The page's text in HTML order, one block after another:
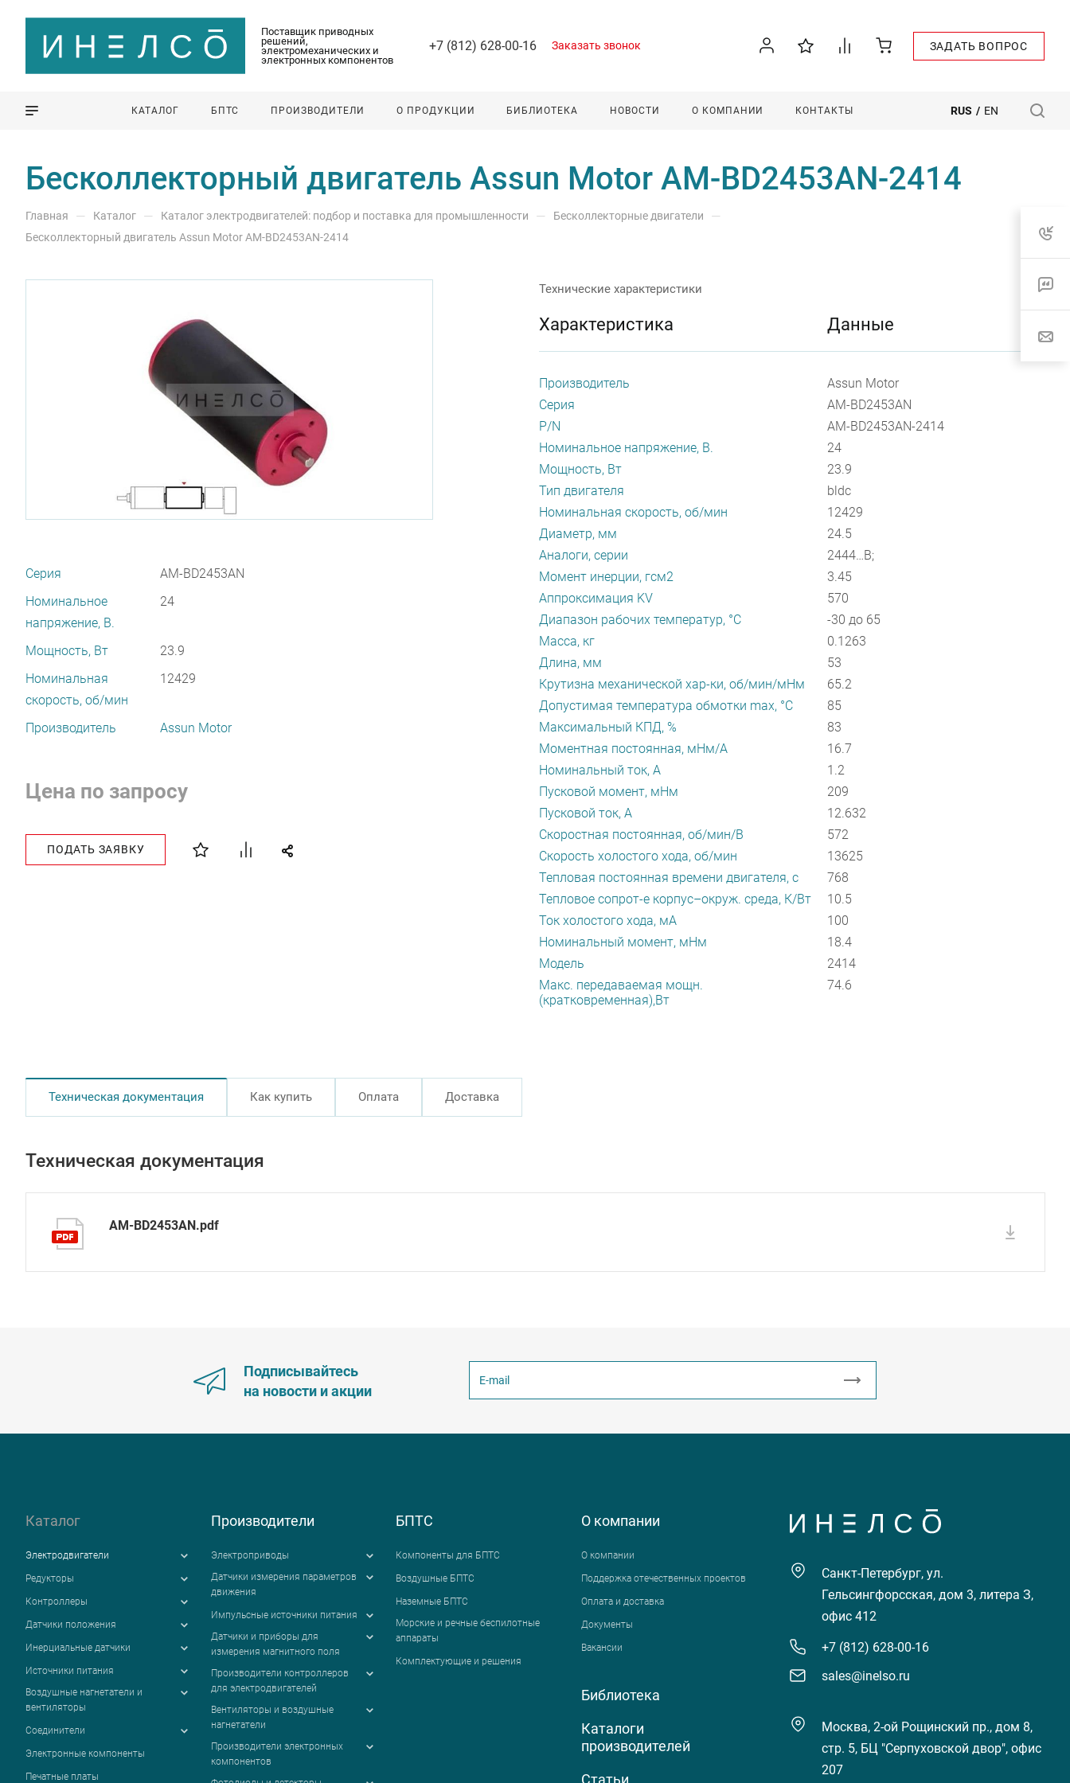
Поставщик приводных
решений,
электромеханических и
электронных компонентов
+7 (812) 628-00-16 Заказать звонок ЗАДАТЬ ВОПРОС
КАТАЛОГ БПТС ПРОИЗВОДИТЕЛИ О ПРОДУКЦИИ БИБЛИОТЕКА НОВОСТИ О КОМПАНИИ КОНТАКТЫ RUS / EN
Бесколлекторный двигатель Assun Motor AM-BD2453AN-2414
Главная — Каталог — Каталог электродвигателей: подбор и поставка для промышленности — Бесколлекторные двигатели —
Бесколлекторный двигатель Assun Motor AM-BD2453AN-2414
Серия
AM-BD2453AN
Номинальное
напряжение, В.
24
Мощность, Вт
23.9
Номинальная
скорость, об/мин
12429
Производитель Assun Motor
Цена по запросу
ПОДАТЬ ЗАЯВКУ
Технические характеристики
Характеристика Данные
Производитель
Assun Motor
Серия
AM-BD2453AN
P/N
AM-BD2453AN-2414
Номинальное напряжение, В.
24
Мощность, Вт
23.9
Тип двигателя
bldc
Номинальная скорость, об/мин
12429
Диаметр, мм
24.5
Аналоги, серии
2444…B;
Момент инерции, гсм2
3.45
Аппроксимация KV
570
Диапазон рабочих температур, °С
-30 до 65
Масса, кг
0.1263
Длина, мм
53
Крутизна механической хар-ки, об/мин/мНм
65.2
Допустимая температура обмотки max, °С
85
Максимальный КПД, %
83
Моментная постоянная, мНм/А
16.7
Номинальный ток, А
1.2
Пусковой момент, мНм
209
Пусковой ток, А
12.632
Скоростная постоянная, об/мин/В
572
Скорость холостого хода, об/мин
13625
Тепловая постоянная времени двигателя, с
768
Тепловое сопрот-е корпус–окруж. среда, К/Вт
10.5
Ток холостого хода, мА
100
Номинальный момент, мНм
18.4
Модель
2414
Макс. передаваемая мощн.
(кратковременная),Вт
74.6
Техническая документация Как купить Оплата Доставка
Техническая документация
AM-BD2453AN.pdf
Подписывайтесь
на новости и акции
Каталог
Электродвигатели
Редукторы
Контроллеры
Датчики положения
Инерциальные датчики
Источники питания
Воздушные нагнетатели и
вентиляторы
Соединители
Электронные компоненты
Печатные платы
Производители
Электроприводы
Датчики измерения параметров
движения
Импульсные источники питания
Датчики и приборы для
измерения магнитного поля
Производители контроллеров
для электродвигателей
Вентиляторы и воздушные
нагнетатели
Производители электронных
компонентов
БПТС
Компоненты для БПТС
Воздушные БПТС
Наземные БПТС
Морские и речные беспилотные
аппараты
Комплектующие и решения
О компании
О компании
Поддержка отечественных проектов
Оплата и доставка
Документы
Вакансии
Библиотека
Каталоги
производителей
Статьи
Санкт-Петербург, ул.
Гельсингфорсская, дом 3, литера З,
офис 412
+7 (812) 628-00-16
sales@inelso.ru
Москва, 2-ой Рощинский пр., дом 8,
стр. 5, БЦ "Серпуховской двор", офис
207